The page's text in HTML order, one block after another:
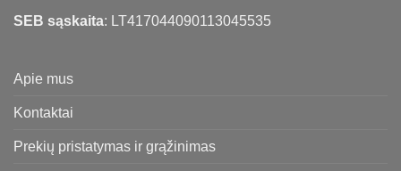
SEB sąskaita: LT417044090113045535
Apie mus
Kontaktai
Prekių pristatymas ir grąžinimas